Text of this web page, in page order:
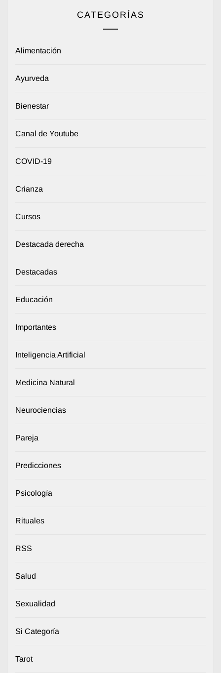
CATEGORÍAS
Alimentación
Ayurveda
Bienestar
Canal de Youtube
COVID-19
Crianza
Cursos
Destacada derecha
Destacadas
Educación
Importantes
Inteligencia Artificial
Medicina Natural
Neurociencias
Pareja
Predicciones
Psicología
Rituales
RSS
Salud
Sexualidad
Si Categoría
Tarot